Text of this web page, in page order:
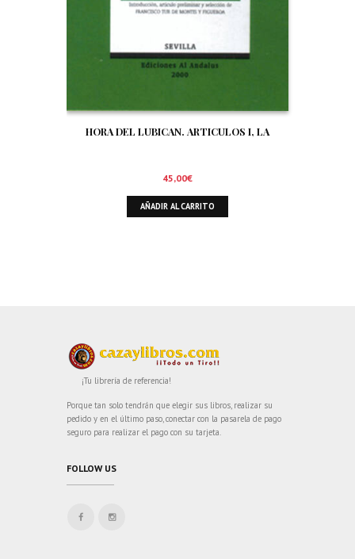
HORA DEL LUBICAN. ARTICULOS I, LA
45,00€
AÑADIR AL CARRITO
¡Tu librería de referencia!
Porque tan solo tendrán que elegir sus libros, realizar su
pedido y en el último paso, conectar con la pasarela de pago
seguro para realizar el pago con su tarjeta.
FOLLOW US